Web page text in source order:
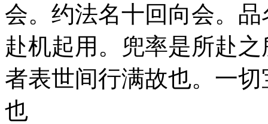
会。约法名十回向会。
赴机起用。兜率是所赴
者表世间行满故也。一
也